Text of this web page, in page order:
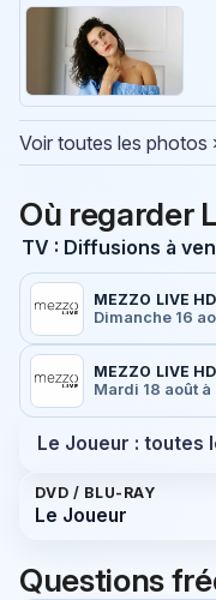
Voir toutes les photos
Où regarder
TV : Diffusions à
MEZZO LIVE HD
Dimanche 16
MEZZO LIVE HD
Mardi 18 août à
Le Joueur : toutes
DVD / BLU-RAY
Le Joueur
Questions